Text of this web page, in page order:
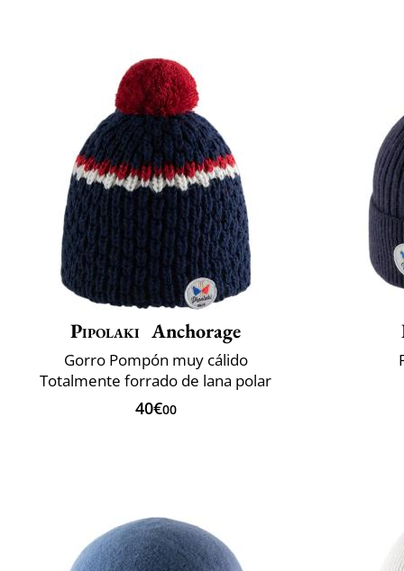
Pipolaki Anchorage
Gorro Pompón muy cálido
Totalmente forrado de lana polar
40€00